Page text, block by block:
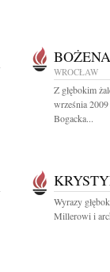
WROCŁAW
Z głębokim
września
Bogacka...
Wyrazy
Millerowi i